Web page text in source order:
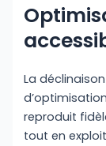
La
reproduit
tout en